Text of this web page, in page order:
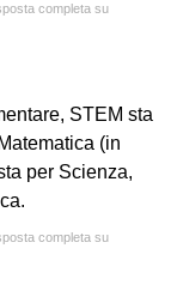
completa su
STEM sta
(in
per Scienza,
completa su